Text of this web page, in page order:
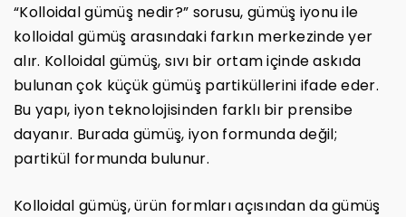
“Kolloidal gümüş nedir?” sorusu, gümüş iyonu ile
kolloidal gümüş arasındaki farkın merkezinde yer
alır. Kolloidal gümüş, sıvı bir ortam içinde askıda
bulunan çok küçük gümüş partiküllerini ifade eder.
Bu yapı, iyon teknolojisinden farklı bir prensibe
dayanır. Burada gümüş, iyon formunda değil;
partikül formunda bulunur.
Kolloidal gümüş, ürün formları açısından da gümüş